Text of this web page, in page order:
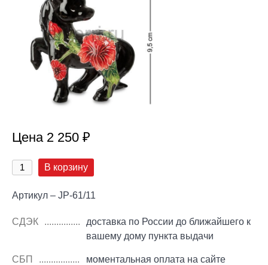
Цена 2 250 ₽
В корзину
Артикул – JP-61/11
СДЭК
доставка по России до ближайшего к
вашему дому пункта выдачи
СБП
моментальная оплата на сайте